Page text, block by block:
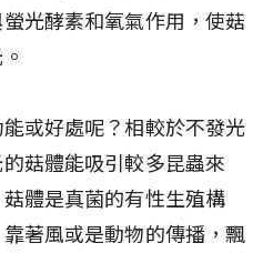
光酵素和氧氣作用，使菇
或好處呢？相較於不發光
菇體能吸引較多昆蟲來
體是真菌的有性生殖構
著風或是動物的傳播，飄